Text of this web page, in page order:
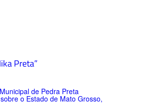
Preta”
de Pedra Preta
o Estado de Mato Grosso,